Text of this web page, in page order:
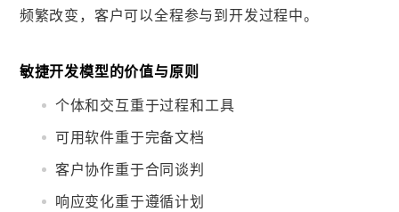
频繁改变，客户可以全程参与到开发过程中。
敏捷开发模型的价值与原则
个体和交互重于过程和工具
可用软件重于完备文档
客户协作重于合同谈判
响应变化重于遵循计划